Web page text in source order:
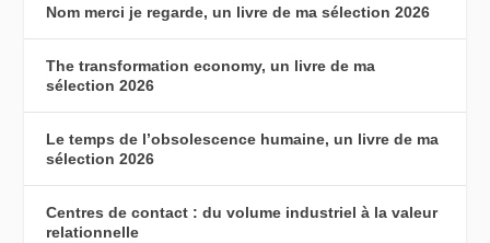
Nom merci je regarde, un livre de ma sélection 2026
The transformation economy, un livre de ma
sélection 2026
Le temps de l’obsolescence humaine, un livre de ma
sélection 2026
Centres de contact : du volume industriel à la valeur
relationnelle